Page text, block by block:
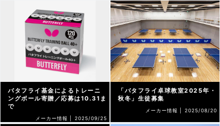
バタフライ基金によるトレーニ
ングボール寄贈／応募は10.31ま
で
メーカー情報 | 2025/09/25
「バタフライ卓球教室2025年・
秋冬」生徒募集
メーカー情報 | 2025/08/20